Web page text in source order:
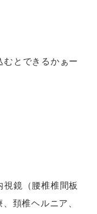
むとできるかぁー
鏡（腰椎椎間板
頚椎ヘルニア、